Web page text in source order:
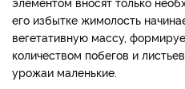
его избытке жимолость
вегетативную массу,
количеством побегов и
урожаи маленькие.